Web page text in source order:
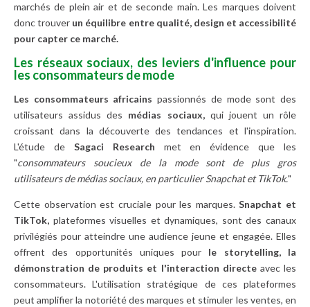
marchés de plein air et de seconde main. Les marques doivent
donc trouver un équilibre entre qualité, design et accessibilité
pour capter ce marché.
Les réseaux sociaux, des leviers d'influence pour
les consommateurs de mode
Les consommateurs africains passionnés de mode sont des
utilisateurs assidus des médias sociaux,qui jouent un rôle
croissant dans la découverte des tendances et l'inspiration.
L'étude de Sagaci Research met en évidence que les
"consommateurs soucieux de la mode sont de plus gros
utilisateurs de médias sociaux, en particulier Snapchat et TikTok."
Cette observation est cruciale pour les marques.Snapchat et
TikTok, plateformes visuelles et dynamiques, sont des canaux
privilégiés pour atteindre une audience jeune et engagée. Elles
offrent des opportunités uniques pour le storytelling, la
démonstration de produits et l'interaction directeavec les
consommateurs. L'utilisation stratégique de ces plateformes
peut amplifier la notoriété des marques et stimuler les ventes, en